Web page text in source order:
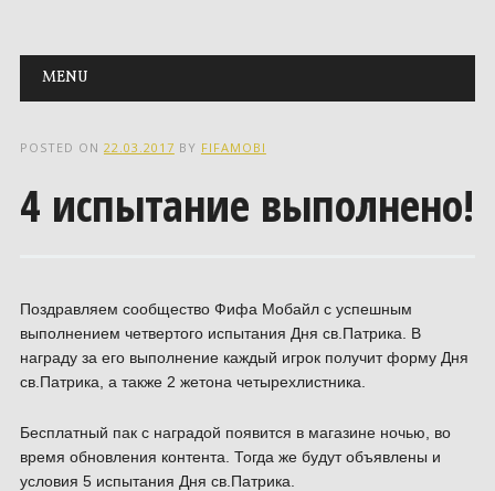
Main menu
Skip to content
MENU
POSTED ON 22.03.2017 BY FIFAMOBI
4 испытание выполнено!
Поздравляем сообщество Фифа Мобайл с успешным
выполнением четвертого испытания Дня св.Патрика. В
награду за его выполнение каждый игрок получит форму Дня
св.Патрика, а также 2 жетона четырехлистника.
Бесплатный пак с наградой появится в магазине ночью, во
время обновления контента. Тогда же будут объявлены и
условия 5 испытания Дня св.Патрика.